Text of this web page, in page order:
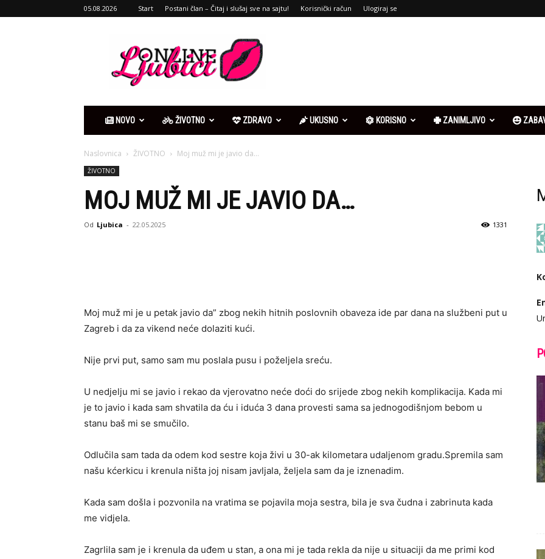
05.08.2026 Start Postani član – Čitaj i slušaj sve na sajtu! Korisnički račun Ulogiraj se
online
NOVO ŽIVOTNO ZDRAVO UKUSNO KORISNO ZANIMLJIVO
Naslovnica ŽIVOTNO Moj muž mi je javio da…
ŽIVOTNO
MOJ MUŽ MI JE JAVIO DA…
Od Ljubica - 22.05.2025 1331
Moj muž mi je u petak javio da” zbog nekih hitnih poslovnih obaveza ide par dana na službeni put u
Zagreb i da za vikend neće dolaziti kući.
Nije prvi put, samo sam mu poslala pusu i poželjela sreću.
U nedjelju mi se javio i rekao da vjerovatno neće doći do srijede zbog nekih komplikacija. Kada mi
je to javio i kada sam shvatila da ću i iduća 3 dana provesti sama sa jednogodišnjom bebom u
stanu baš mi se smučilo.
Odlučila sam tada da odem kod sestre koja živi u 30-ak kilometara udaljenom gradu.Spremila sam
našu kćerkicu i krenula ništa joj nisam javljala, željela sam da je iznenadim.
Kada sam došla i pozvonila na vratima se pojavila moja sestra, bila je sva čudna i zabrinuta kada
me vidjela.
Zagrlila sam je i krenula da uđem u stan, a ona mi je tada rekla da nije u situaciji da me primi kod